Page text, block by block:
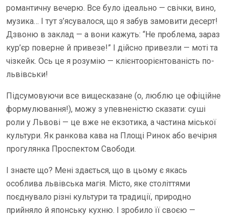
романтичну вечерю. Все було ідеально — свічки, вино,
музика… І тут з’ясувалося, що я забув замовити десерт!
Дзвоню в заклад — а вони кажуть: “Не проблема, зараз
кур’єр поверне й привезе!” І дійсно привезли — моті та
чізкейк. Ось це я розумію — клієнтоорієнтованість по-
львівськи!
Підсумовуючи все вищесказане (о, люблю це офіційне
формулювання!), можу з упевненістю сказати: суші
роли у Львові — це вже не екзотика, а частина міської
культури. Як ранкова кава на Площі Ринок або вечірня
прогулянка Проспектом Свободи.
І знаєте що? Мені здається, що в цьому є якась
особлива львівська магія. Місто, яке століттями
поєднувало різні культури та традиції, природно
прийняло й японську кухню. І зробило її своєю —